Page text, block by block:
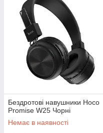
Бездротові навушники Hoco
Promise W25 Чорні
Немає в наявності